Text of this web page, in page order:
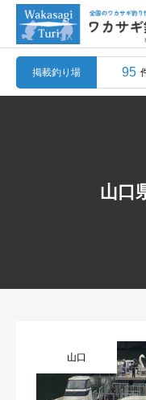
掲載釣り場 95
山口
山口